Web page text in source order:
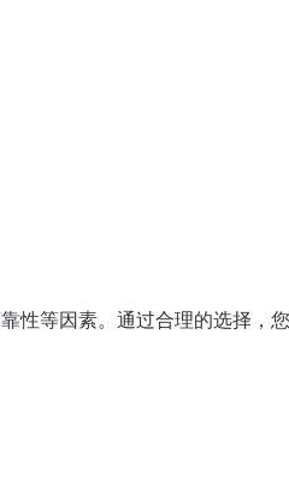
性等因素。通过合理的选择，